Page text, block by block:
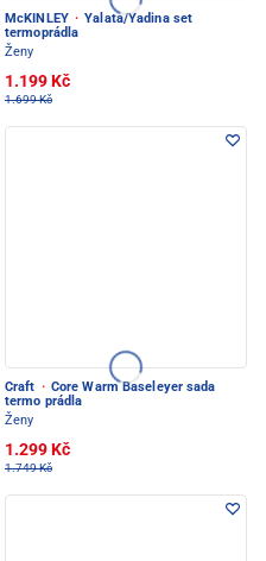
McKINLEY · Yalata/Yadina set
termoprádla
Ženy
1.199 Kč
1.699 Kč
Craft · Core Warm Baseleyer sada
termo prádla
Ženy
1.299 Kč
1.749 Kč